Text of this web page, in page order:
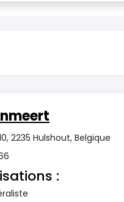
2235 Hulshout, Belgique
: